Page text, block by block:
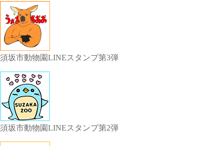
須坂市動物園LINEスタンプ第3弾
須坂市動物園LINEスタンプ第2弾